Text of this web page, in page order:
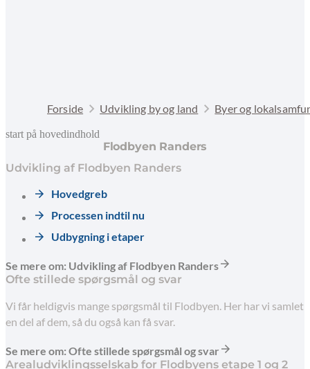
Forside Udvikling by og land Byer og
start på hovedindhold
Flodbyen Randerssenest opdateret 10. februar 2026
Udvikling af Flodbyen Randers
Hovedgreb
Processen indtil nu
Udbygning i etaper
Se mere om: Udvikling af Flodbyen Randers
Ofte stillede spørgsmål og svar
Vi får heldigvis mange spørgsmål til Flodbyen. Her har vi samlet
en del af dem, så du også kan få svar.
Se mere om: Ofte stillede spørgsmål og svar
Arealudviklingsselskab for Flodbyens etape 1 og 2